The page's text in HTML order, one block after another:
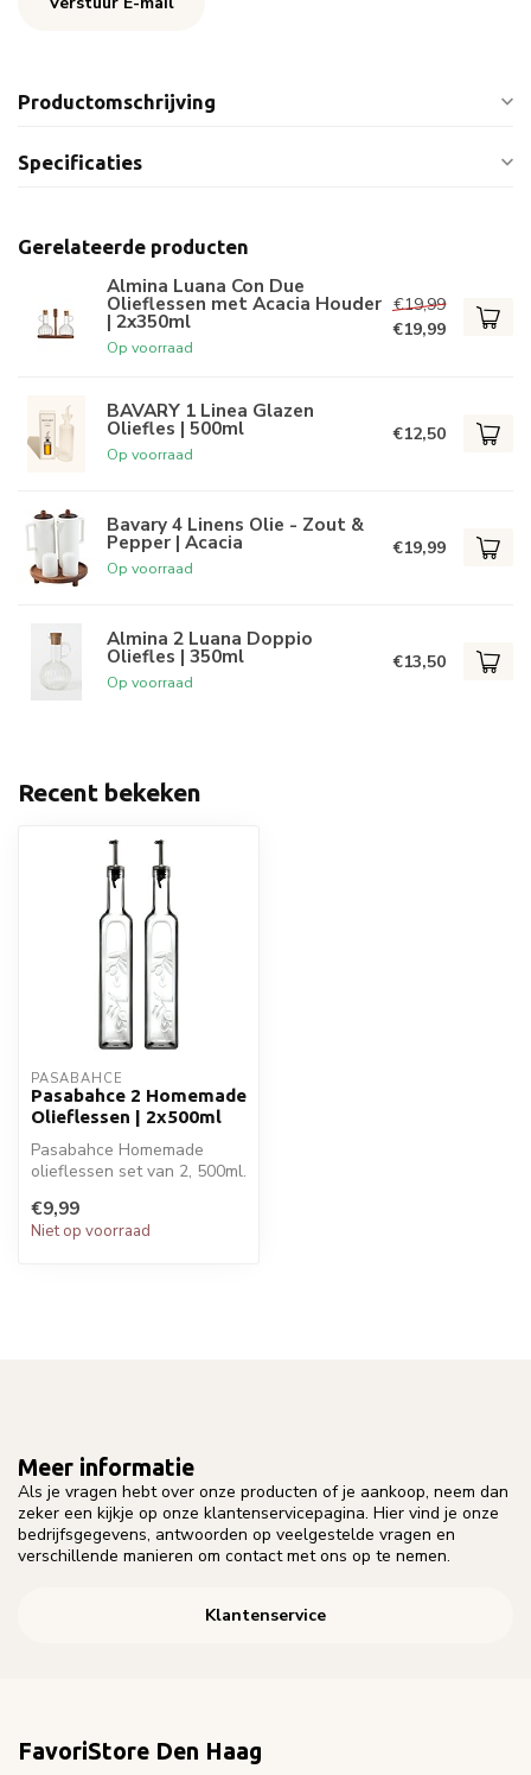
Productomschrijving
Specificaties
Gerelateerde producten
Almina Luana Con Due
Olieflessen met Acacia Houder
| 2x350ml
Op voorraad
€19,99
€19,99
BAVARY 1 Linea Glazen
Oliefles | 500ml
Op voorraad
€12,50
Bavary 4 Linens Olie - Zout &
Pepper | Acacia
Op voorraad
€19,99
Almina 2 Luana Doppio
Oliefles | 350ml
Op voorraad
€13,50
Recent bekeken
PASABAHCE
Pasabahce 2 Homemade
Olieflessen | 2x500ml
Pasabahce Homemade
olieflessen set van 2, 500ml.
voor...
€9,99
Niet op voorraad
Meer informatie
Als je vragen hebt over onze producten of je aankoop, neem dan
zeker een kijkje op onze klantenservicepagina. Hier vind je onze
bedrijfsgegevens, antwoorden op veelgestelde vragen en
verschillende manieren om contact met ons op te nemen.
Klantenservice
FavoriStore Den Haag